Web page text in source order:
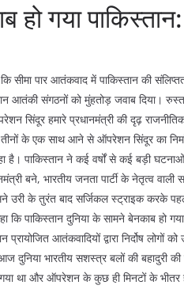
हो गया
सीमा पार आतंकवाद में पाकिस्तान की
संगठनों को मुंहतोड़ जवाब दिया।
सिंदूर हमारे प्रधानमंत्री की दृढ़
तीनों के एक साथ आने से ऑपरेशन सिंदूर का
है। पाकिस्तान ने कई वर्षों से कई बड़ी
बने, भारतीय जनता पार्टी के नेतृत्व
उरी के तुरंत बाद सर्जिकल स्ट्राइक करके
कि पाकिस्तान दुनिया के सामने बेनकाब हो
आतंकवादियों द्वारा निर्दोष लोगों
भारतीय सशस्त्र बलों की बहादुरी
था और ऑपरेशन के कुछ ही मिनटों के भीतर